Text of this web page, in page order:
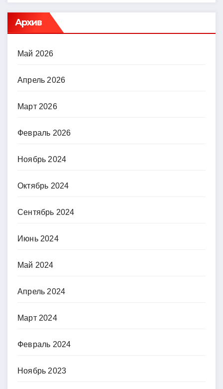
Архив
Май 2026
Апрель 2026
Март 2026
Февраль 2026
Ноябрь 2024
Октябрь 2024
Сентябрь 2024
Июнь 2024
Май 2024
Апрель 2024
Март 2024
Февраль 2024
Ноябрь 2023